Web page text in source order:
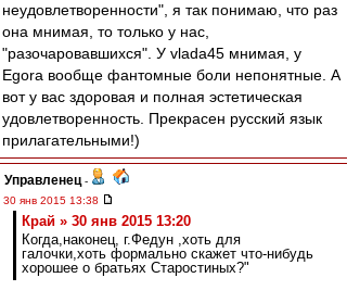
неудовлетворенности", я так понимаю, что раз
она мнимая, то только у нас,
"разочаровавшихся". У vlada45 мнимая, у
Egora вообще фантомные боли непонятные. А
вот у вас здоровая и полная эстетическая
удовлетворенность. Прекрасен русский язык
прилагательными!)
Управленец -
30 янв 2015 13:38
Край » 30 янв 2015 13:20
Когда,наконец, г.Федун ,хоть для
галочки,хоть формально скажет что-нибудь
хорошее о братьях Старостиных?"